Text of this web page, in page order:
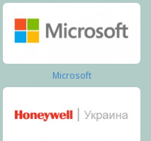
Microsoft